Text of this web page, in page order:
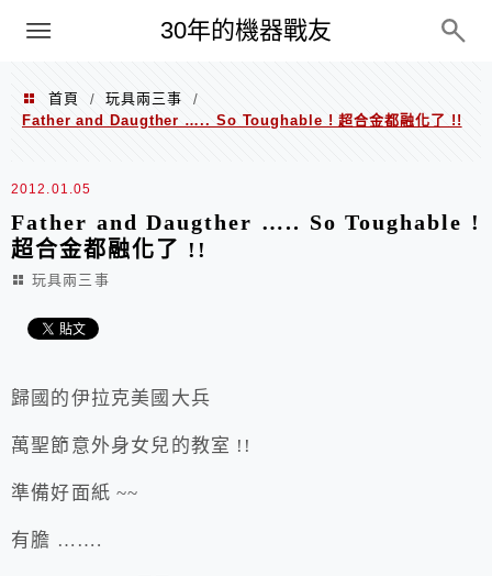
30年的機器戰友
PC
首頁 / 玩具兩三事
/
Father and Daugther ….. So Toughable ! 超合金都融化了 !!
2012.01.05
Father and Daugther ….. So Toughable !
超合金都融化了 !!
玩具兩三事
歸國的伊拉克美國大兵
萬聖節意外身女兒的教室 !!
準備好面紙 ~~
有膽 …….